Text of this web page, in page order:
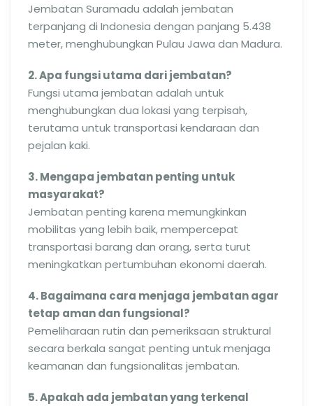
Jembatan Suramadu adalah jembatan
terpanjang di Indonesia dengan panjang 5.438
meter, menghubungkan Pulau Jawa dan Madura.
2. Apa fungsi utama dari jembatan?
Fungsi utama jembatan adalah untuk
menghubungkan dua lokasi yang terpisah,
terutama untuk transportasi kendaraan dan
pejalan kaki.
3. Mengapa jembatan penting untuk
masyarakat?
Jembatan penting karena memungkinkan
mobilitas yang lebih baik, mempercepat
transportasi barang dan orang, serta turut
meningkatkan pertumbuhan ekonomi daerah.
4. Bagaimana cara menjaga jembatan agar
tetap aman dan fungsional?
Pemeliharaan rutin dan pemeriksaan struktural
secara berkala sangat penting untuk menjaga
keamanan dan fungsionalitas jembatan.
5. Apakah ada jembatan yang terkenal